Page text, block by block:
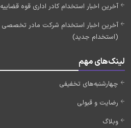
آخرین اخبار استخدام کادر اداری قوه قضاییه 1405 (به زودی)
(استخدام جدید)
لینک‌های مهم
چهارشنبه‌های تخفیفی
رضایت و قبولی
وبلاگ